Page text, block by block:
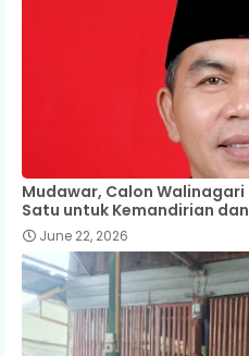
Mudawar, Calon Walinagari
Satu untuk Kemandirian
June 22, 2026